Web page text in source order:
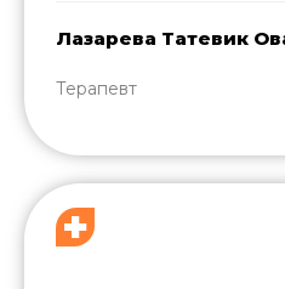
Лазарева Татевик
Терапевт